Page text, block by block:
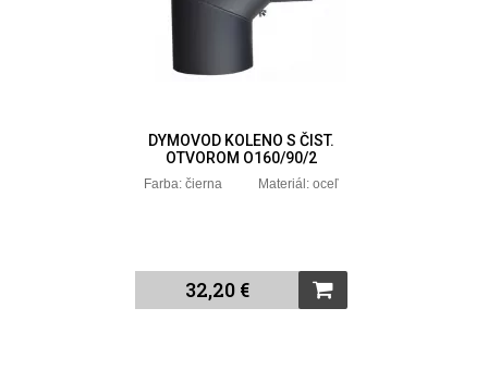
DYMOVOD KOLENO S ČIST.
OTVOROM O160/90/2
Farba: čierna Materiál: oceľ
32,20 €